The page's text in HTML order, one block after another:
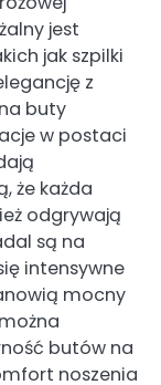
jest
jak szpilki
z
buty
w postaci
że każda
odgrywają
są na
intensywne
mocny
butów na
noszenia